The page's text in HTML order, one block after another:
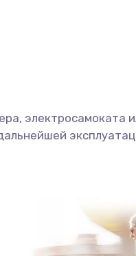
электросамоката